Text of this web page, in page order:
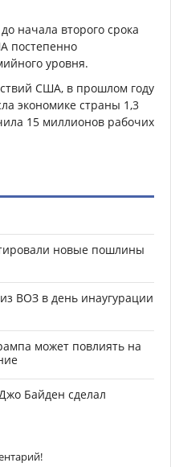
начала второго срока
постепенно
уровня.
США, в прошлом году
экономике страны 1,3
15 миллионов рабочих
новые пошлины
ВОЗ в день инаугурации
может повлиять на
Байден сделал